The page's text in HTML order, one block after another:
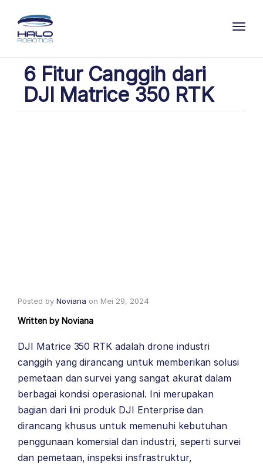
6 Fitur Canggih dari
DJI Matrice 350 RTK
Posted by Noviana on Mei 29, 2024
Written by Noviana
DJI Matrice 350 RTK adalah drone industri
canggih yang dirancang untuk memberikan solusi
pemetaan dan survei yang sangat akurat dalam
berbagai kondisi operasional. Ini merupakan
bagian dari lini produk DJI Enterprise dan
dirancang khusus untuk memenuhi kebutuhan
penggunaan komersial dan industri, seperti survei
dan pemetaan, inspeksi insfrastruktur,